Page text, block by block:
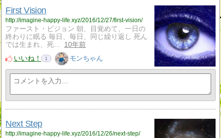
First Vision
http://imagine-happy-life.xyz/2016/12/27/first-vision/
ファースト・ビジョン 朝、目覚めて、一日の
終わりに眠る 毎日、毎日、同じ繰り返し 死ん
では生まれ、死…
10年前
いいね！
1 モンちゃん
Next Step
http://imagine-happy-life.xyz/2016/12/26/next-step/